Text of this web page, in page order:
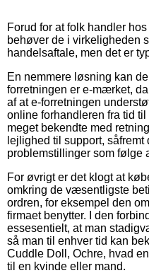
Forud for at folk handler
behøver de i virkeligheden
handelsaftale, men det er
En nemmere løsning kan
forretningen er e-mærket,
af at e-forretningen
online forhandleren fra tid
meget bekendte med
lejlighed til support,
problemstillinger som følge
For øvrigt er det klogt at
omkring de væsentligste
ordren, for eksempel den
firmaet benytter. I den
essesentielt, at man
så man til enhver tid kan
Cuddle Doll, Ochre, hvad
til en kvinde eller mand.